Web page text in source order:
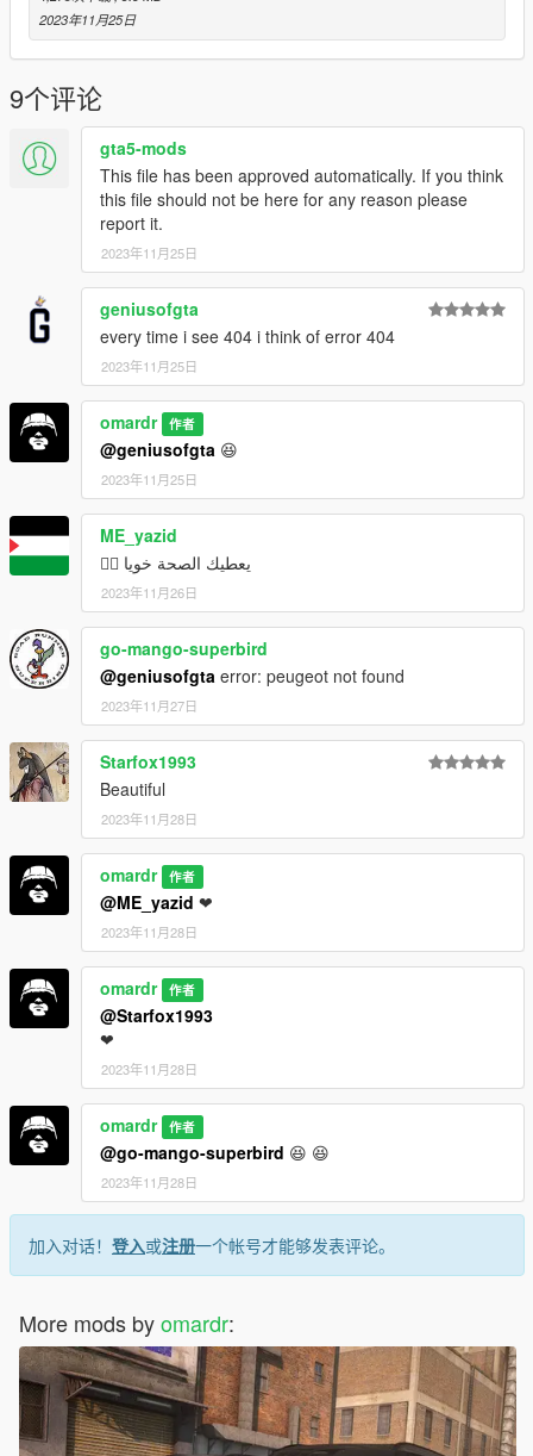
line "dlcpacks:/Peugeot404/". To spawn the car, you can use
any trainer or
3-for example Menyoo SP
(https://github.com/MAFINS/MenyooSP/releases/download/v1.
8.1/MenyooSP.zip) by using the trainer and spawn the car with
name "Peugeot404
It is forbidden to modify the car or remove any parts"
2023年11月25日
9个评论
gta5-mods
This file has been approved automatically. If you think
this file should not be here for any reason please
report it.
2023年11月25日
geniusofgta
every time i see 404 i think of error 404
2023年11月25日
omardr 作者
@geniusofgta 😆
2023年11月25日
ME_yazid
يعطيك الصحة خويا ❤️‍🔥
2023年11月26日
go-mango-superbird
@geniusofgta error: peugeot not found
2023年11月27日
Starfox1993
Beautiful
2023年11月28日
omardr 作者
@ME_yazid ❤
2023年11月28日
omardr 作者
@Starfox1993
❤
2023年11月28日
omardr 作者
@go-mango-superbird 😆 😆
2023年11月28日
加入对话！ 登入或注册一个帐号才能够发表评论。
More mods byomardr: